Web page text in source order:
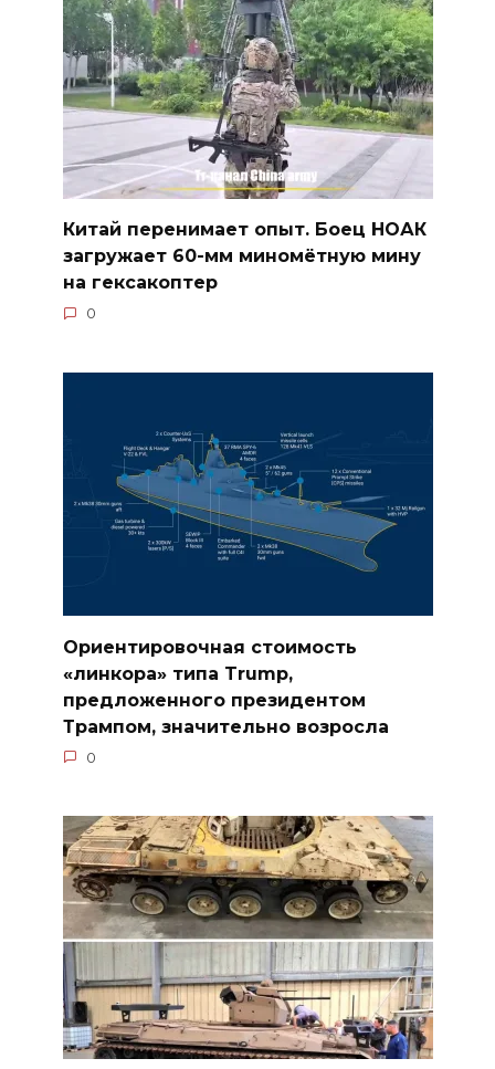
Китай перенимает опыт. Боец НОАК
загружает 60-мм миномётную мину
на гексакоптер
0
Ориентировочная стоимость
«линкора» типа Trump,
предложенного президентом
Трампом, значительно возросла
0